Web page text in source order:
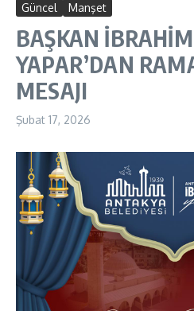
Güncel Manşet
BAŞKAN
YAPAR’DAN
MESAJI
Şubat 17, 2026